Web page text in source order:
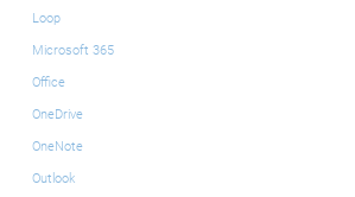
Loop
Microsoft 365
Office
OneDrive
OneNote
Outlook